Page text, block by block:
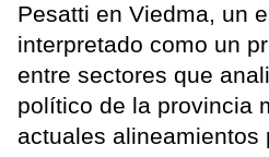
Pesatti en Viedma, un
interpretado como un
entre sectores que
político de la provincia
actuales alineamientos